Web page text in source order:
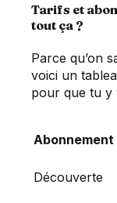
Tarifs et
tout ça ?
Parce qu’on
voici un
pour que tu y
Abonnement
Découverte